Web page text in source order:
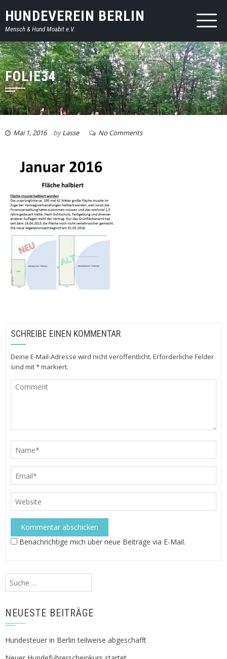
HUNDEVEREIN BERLIN
Mensch & Hund Moabit e.V.
FOLIE34
Mai 1, 2016 byLasse No Comments
SCHREIBE EINEN KOMMENTAR
Deine E-Mail-Adresse wird nicht veröffentlicht. Erforderliche Felder
sind mit*markiert.
Benachrichtige mich über neue Beiträge via E-Mail.
Suche
nach:
NEUESTE BEITRÄGE
Hundesteuer in Berlin teilweise abgeschafft